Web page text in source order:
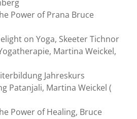
Power of Prana Bruce
on Yoga, Skeeter Tichnor
Martina Weickel,
Jahreskurs
Patanjali, Martina Weickel (
Power of Healing, Bruce